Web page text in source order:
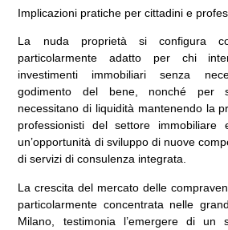
Implicazioni pratiche per cittadini e
La nuda proprietà si configura
particolarmente adatto per chi
investimenti immobiliari senza
godimento del bene, nonché per
necessitano di liquidità mantenendo la
professionisti del settore immobiliare
un’opportunità di sviluppo di nuove
di servizi di consulenza integrata.
La crescita del mercato delle
particolarmente concentrata nelle
Milano, testimonia l’emergere di un